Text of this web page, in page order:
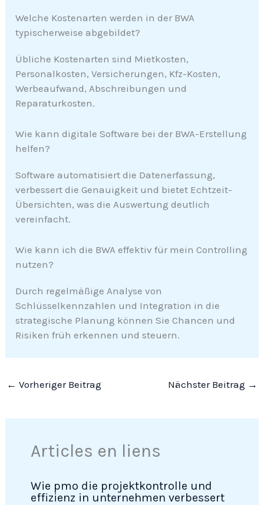
Welche Kostenarten werden in der BWA
typischerweise abgebildet?
Übliche Kostenarten sind Mietkosten,
Personalkosten, Versicherungen, Kfz-Kosten,
Werbeaufwand, Abschreibungen und
Reparaturkosten.
Wie kann digitale Software bei der BWA-Erstellung
helfen?
Software automatisiert die Datenerfassung,
verbessert die Genauigkeit und bietet Echtzeit-
Übersichten, was die Auswertung deutlich
vereinfacht.
Wie kann ich die BWA effektiv für mein Controlling
nutzen?
Durch regelmäßige Analyse von
Schlüsselkennzahlen und Integration in die
strategische Planung können Sie Chancen und
Risiken früh erkennen und steuern.
← Vorheriger Beitrag Nächster Beitrag →
Articles en liens
Wie pmo die projektkontrolle und
effizienz in unternehmen verbessert